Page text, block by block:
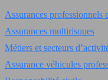
Assurances professionnels
Assurances multirisques
Métiers et secteurs
Assurance véhicules